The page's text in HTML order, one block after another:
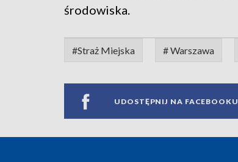
środowiska.
#Straż Miejska # Warszawa
UDOSTĘPNIJ NA FACEBOOKU